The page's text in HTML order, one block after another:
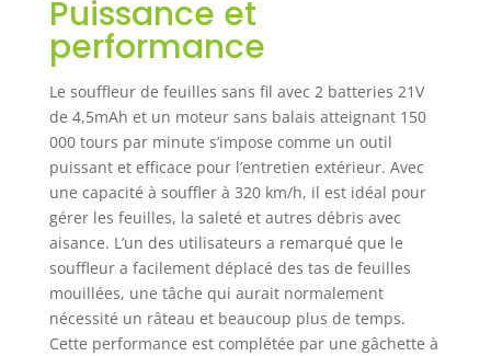
Puissance et
performance
Le souffleur de feuilles sans fil avec 2 batteries 21V
de 4,5mAh et un moteur sans balais atteignant 150
000 tours par minute s’impose comme un outil
puissant et efficace pour l’entretien extérieur. Avec
une capacité à souffler à 320 km/h, il est idéal pour
gérer les feuilles, la saleté et autres débris avec
aisance. L’un des utilisateurs a remarqué que le
souffleur a facilement déplacé des tas de feuilles
mouillées, une tâche qui aurait normalement
nécessité un râteau et beaucoup plus de temps.
Cette performance est complétée par une gâchette à